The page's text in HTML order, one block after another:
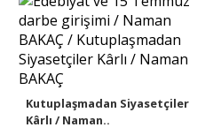
Kutuplaşmadan Siyasetçiler
Kârlı / Naman..